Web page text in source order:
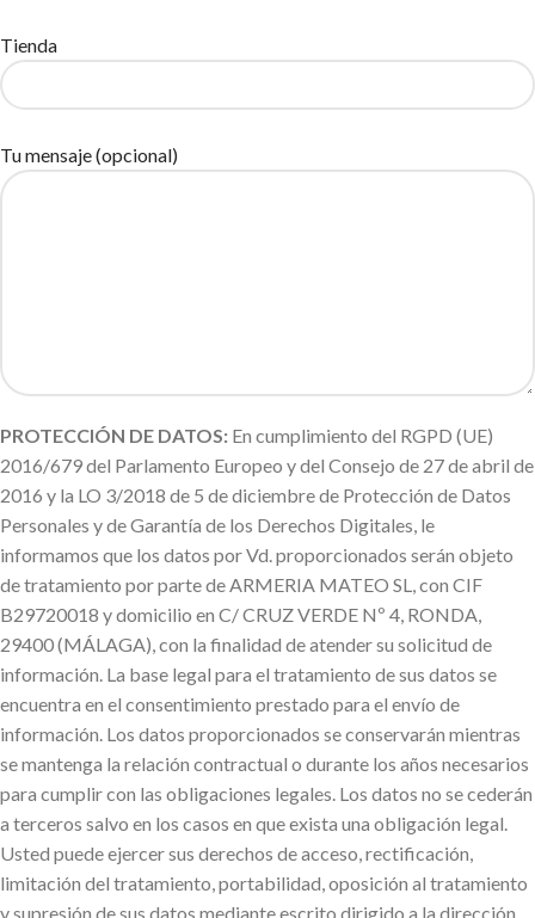
Tienda
Tu mensaje (opcional)
PROTECCIÓN DE DATOS: En cumplimiento del RGPD (UE)
2016/679 del Parlamento Europeo y del Consejo de 27 de abril de
2016 y la LO 3/2018 de 5 de diciembre de Protección de Datos
Personales y de Garantía de los Derechos Digitales, le
informamos que los datos por Vd. proporcionados serán objeto
de tratamiento por parte de ARMERIA MATEO SL, con CIF
B29720018 y domicilio en C/ CRUZ VERDE Nº 4, RONDA,
29400 (MÁLAGA), con la finalidad de atender su solicitud de
información. La base legal para el tratamiento de sus datos se
encuentra en el consentimiento prestado para el envío de
información. Los datos proporcionados se conservarán mientras
se mantenga la relación contractual o durante los años necesarios
para cumplir con las obligaciones legales. Los datos no se cederán
a terceros salvo en los casos en que exista una obligación legal.
Usted puede ejercer sus derechos de acceso, rectificación,
limitación del tratamiento, portabilidad, oposición al tratamiento
y supresión de sus datos mediante escrito dirigido a la dirección